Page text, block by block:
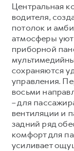
Центральная
водителя,
потолок и
атмосферы
приборной
сохраняются
управления.
восьми
– для
вентиляции и
задний ряд
комфорт для
усиливает